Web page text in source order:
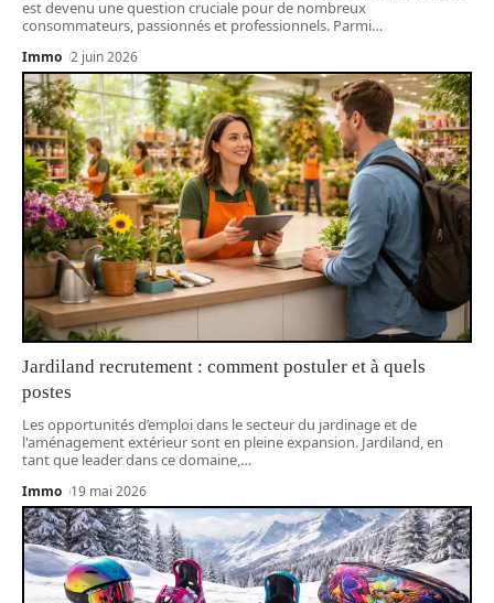
est devenu une question cruciale pour de nombreux
consommateurs, passionnés et professionnels. Parmi…
Immo 2 juin 2026
Jardiland recrutement : comment postuler et à quels
postes
Les opportunités d’emploi dans le secteur du jardinage et de
l'aménagement extérieur sont en pleine expansion. Jardiland, en
tant que leader dans ce domaine,…
Immo 19 mai 2026